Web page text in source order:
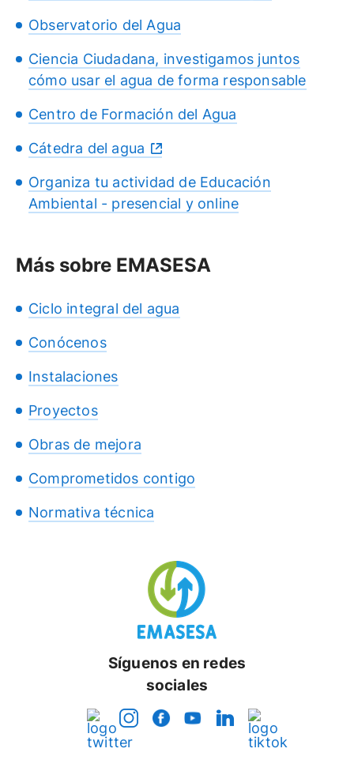
Observatorio del Agua
Ciencia Ciudadana, investigamos juntos
cómo usar el agua de forma responsable
Centro de Formación del Agua
Cátedra del agua
Organiza tu actividad de Educación
Ambiental - presencial y online
Más sobre EMASESA
Ciclo integral del agua
Conócenos
Instalaciones
Proyectos
Obras de mejora
Comprometidos contigo
Normativa técnica
Síguenos en redes
sociales